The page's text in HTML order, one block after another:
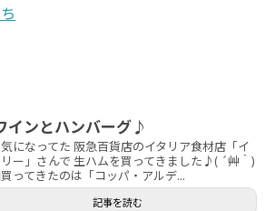
インとハンバーグ♪
になってた 阪急百貨店のイタリア食材店「イ
ー」さんで 生ハムを買ってきました♪( ´艸｀)
ってきたのは「コッパ・アルデ...
記事を読む